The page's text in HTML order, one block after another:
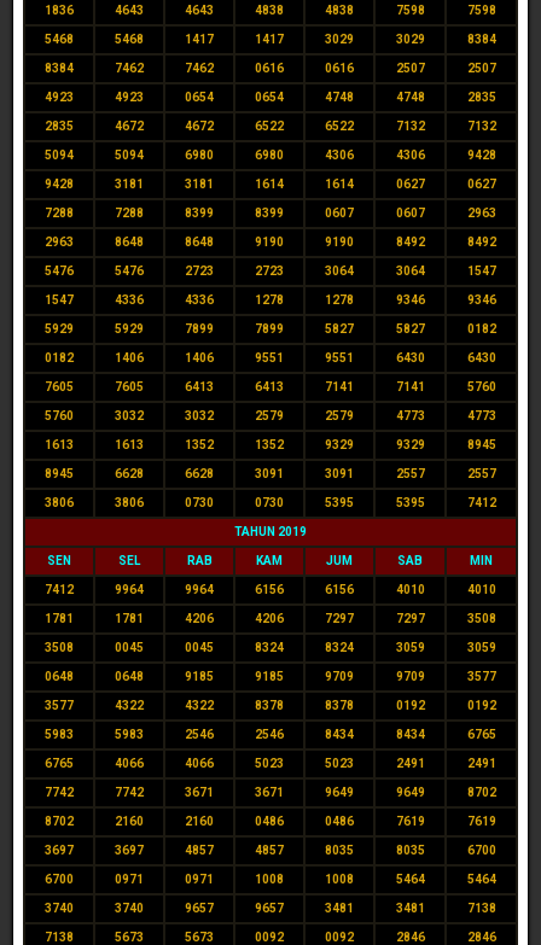
1836 4643 4643 4838 4838 7598 7598
5468 5468 1417 1417 3029 3029 8384
8384 7462 7462 0616 0616 2507 2507
4923 4923 0654 0654 4748 4748 2835
2835 4672 4672 6522 6522 7132 7132
5094 5094 6980 6980 4306 4306 9428
9428 3181 3181 1614 1614 0627 0627
7288 7288 8399 8399 0607 0607 2963
2963 8648 8648 9190 9190 8492 8492
5476 5476 2723 2723 3064 3064 1547
1547 4336 4336 1278 1278 9346 9346
5929 5929 7899 7899 5827 5827 0182
0182 1406 1406 9551 9551 6430 6430
7605 7605 6413 6413 7141 7141 5760
5760 3032 3032 2579 2579 4773 4773
1613 1613 1352 1352 9329 9329 8945
8945 6628 6628 3091 3091 2557 2557
3806 3806 0730 0730 5395 5395 7412
TAHUN 2019
SEN SEL RAB KAM JUM SAB MIN
7412 9964 9964 6156 6156 4010 4010
1781 1781 4206 4206 7297 7297 3508
3508 0045 0045 8324 8324 3059 3059
0648 0648 9185 9185 9709 9709 3577
3577 4322 4322 8378 8378 0192 0192
5983 5983 2546 2546 8434 8434 6765
6765 4066 4066 5023 5023 2491 2491
7742 7742 3671 3671 9649 9649 8702
8702 2160 2160 0486 0486 7619 7619
3697 3697 4857 4857 8035 8035 6700
6700 0971 0971 1008 1008 5464 5464
3740 3740 9657 9657 3481 3481 7138
7138 5673 5673 0092 0092 2846 2846